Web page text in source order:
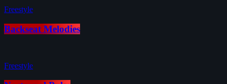
Freestyle
Backseat Melodies
Freestyle